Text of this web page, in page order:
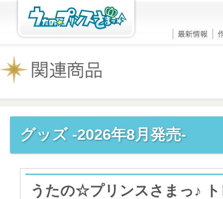
グッズ -2026年8月発売-
うたの☆プリンスさまっ♪